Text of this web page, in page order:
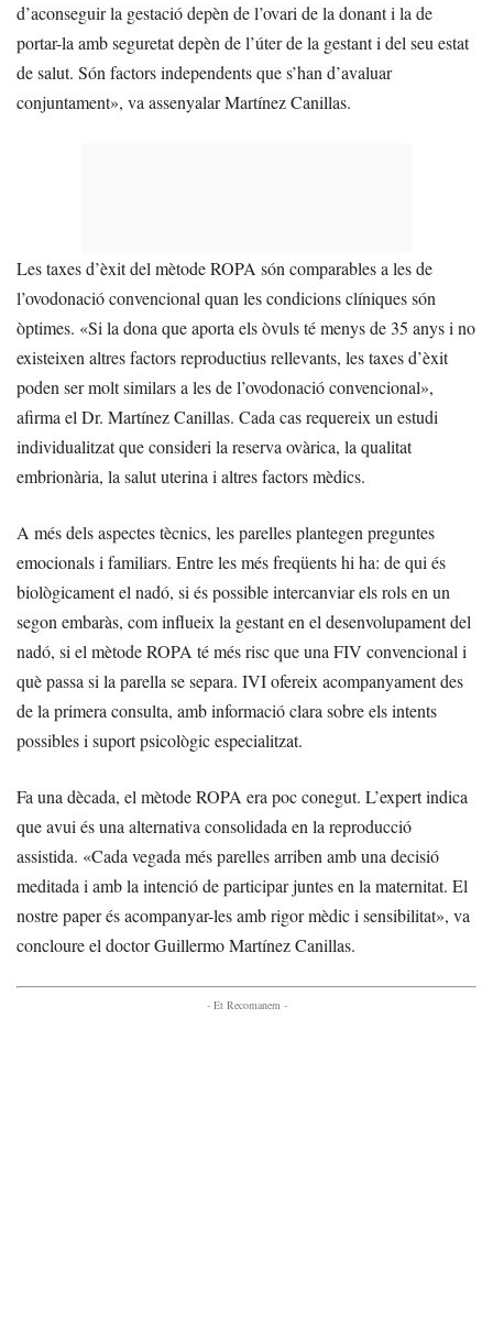
d’aconseguir la gestació depèn de l’ovari de la donant i la de
portar-la amb seguretat depèn de l’úter de la gestant i del seu estat
de salut. Són factors independents que s’han d’avaluar
conjuntament», va assenyalar Martínez Canillas.
Les taxes d’èxit del mètode ROPA són comparables a les de
l’ovodonació convencional quan les condicions clíniques són
òptimes. «Si la dona que aporta els òvuls té menys de 35 anys i no
existeixen altres factors reproductius rellevants, les taxes d’èxit
poden ser molt similars a les de l’ovodonació convencional»,
afirma el Dr. Martínez Canillas. Cada cas requereix un estudi
individualitzat que consideri la reserva ovàrica, la qualitat
embrionària, la salut uterina i altres factors mèdics.
A més dels aspectes tècnics, les parelles plantegen preguntes
emocionals i familiars. Entre les més freqüents hi ha: de qui és
biològicament el nadó, si és possible intercanviar els rols en un
segon embaràs, com influeix la gestant en el desenvolupament del
nadó, si el mètode ROPA té més risc que una FIV convencional i
què passa si la parella se separa. IVI ofereix acompanyament des
de la primera consulta, amb informació clara sobre els intents
possibles i suport psicològic especialitzat.
Fa una dècada, el mètode ROPA era poc conegut. L’expert indica
que avui és una alternativa consolidada en la reproducció
assistida. «Cada vegada més parelles arriben amb una decisió
meditada i amb la intenció de participar juntes en la maternitat. El
nostre paper és acompanyar-les amb rigor mèdic i sensibilitat», va
concloure el doctor Guillermo Martínez Canillas.
- Et Recomanem -